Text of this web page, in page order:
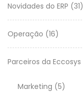
Novidades do ERP (31)
Operação (16)
Parceiros da Eccosys
Marketing (5)